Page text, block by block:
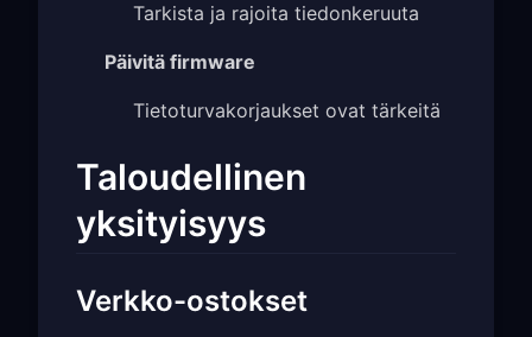
Tarkista ja rajoita tiedonkeruuta
Päivitä firmware
Tietoturvakorjaukset ovat tärkeitä
Taloudellinen
yksityisyys
Verkko-ostokset